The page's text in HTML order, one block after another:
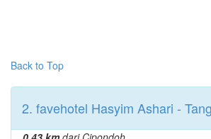
Back to Top
2. favehotel Hasyim Ashari -